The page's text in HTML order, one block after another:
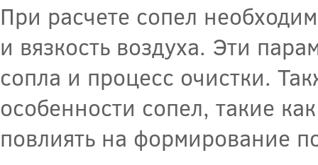
При расчете сопел
и вязкость воздуха. Эти
сопла и процесс очистки.
особенности сопел, такие
повлиять на формирование